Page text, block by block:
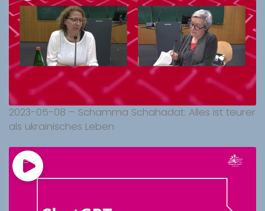
2023-05-08 – Schamma Schahadat: Alles ist teurer
als ukrainisches Leben